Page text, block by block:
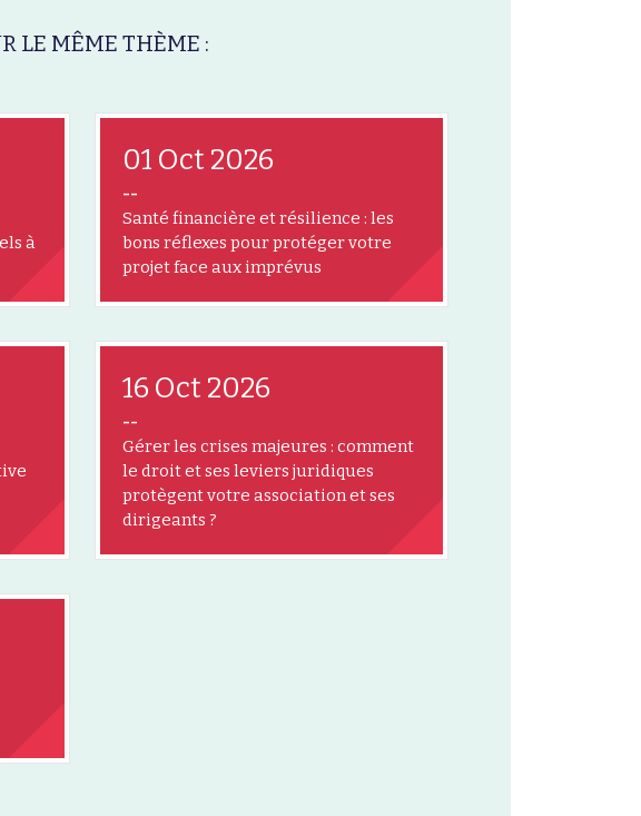
LE MÊME THÈME :
à
01 Oct 2026
--
Santé financière et résilience : les
bons réflexes pour protéger votre
projet face aux imprévus
16 Oct 2026
--
Gérer les crises majeures : comment
le droit et ses leviers juridiques
protègent votre association et ses
dirigeants ?